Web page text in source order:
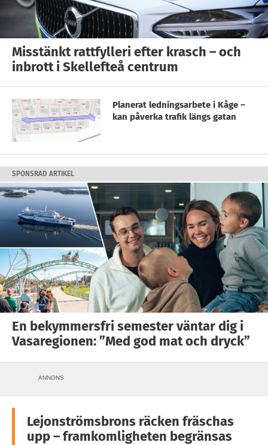
Misstänkt rattfylleri efter krasch – och
inbrott i Skellefteå centrum
Planerat ledningsarbete i Kåge –
kan påverka trafik längs gatan
SPONSRAD ARTIKEL
En bekymmersfri semester väntar dig i
Vasaregionen: ”Med god mat och dryck”
ANNONS
Lejonströmsbrons räcken fräschas
upp – framkomligheten begränsas